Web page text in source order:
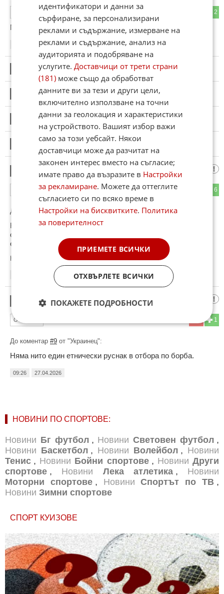
2
Машина си 💪💪💪
26.04.2026
Този коментар е премахнат от модератор.
Този коментар е премахнат от модератор.
Този коментар е премахнат от модератор.
Този коментар е премахнат от модератор.
6
ОТГОВОР
До коментар#5от "Вече свикнахме":
Ние отдавна сме така, добре че са руснаците да ни
отсрамват в мъжките спортове, че ние ставаме само за
евроreйвизия.
Коментиран от #10
27.04.2026
стоян георгиев
1
ОТГОВОР
До коментар #9 от "Украинец":
Няма нито един етнически руснак в отбора по борба.
09:26 27.04.2026
НОВИНИ ПО СПОРТОВЕ:
Новини Бг футбол , Новини Световен футбол ,
Новини Баскетбол , Новини Волейбол , Новини
Тенис , Новини Бойни спортове , Новини Други
спортове , Новини Лека атлетика , Новини
Моторни спортове , Новини Спортът по ТВ ,
Новини Зимни спортове
СПОРТ КУИЗОВЕ
идентификатори и данни за
сърфиране, за персонализирани
реклами и съдържание, измерване на
реклами и съдържание, анализ на
аудиторията и подобряване на
услугите.Доставчици от трети страни
(181) може също да обработват
данните ви за тези и други цели,
включително използване на точни
данни за геолокация и характеристики
на устройството. Вашият избор важи
само за този уебсайт. Някои
доставчици може да разчитат на
законен интерес вместо на съгласие;
имате право да възразите в Настройки
за рекламиране. Можете да оттеглите
съгласието си по всяко време в
Настройки на бисквитките. Политика
за поверителност
ПРИЕМЕТЕ ВСИЧКИ
ОТХВЪРЛЕТЕ ВСИЧКИ
ПОКАЖЕТЕ ПОДРОБНОСТИ